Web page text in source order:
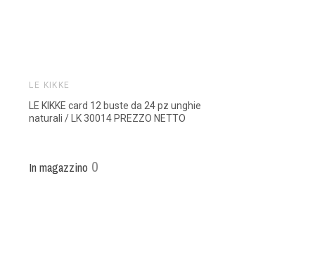
LE KIKKE
LE KIKKE card 12 buste da 24 pz unghie
naturali / LK 30014 PREZZO NETTO
In magazzino 0